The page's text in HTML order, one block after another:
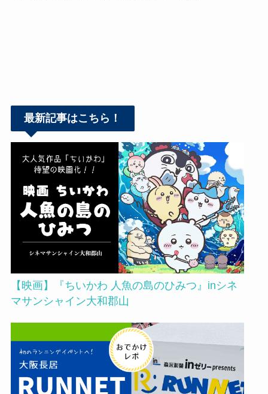
最新記事はこちら！
【映画】『ちいかわ 人魚の島のひみつ』inシネ
マサンシャイン大和郡山